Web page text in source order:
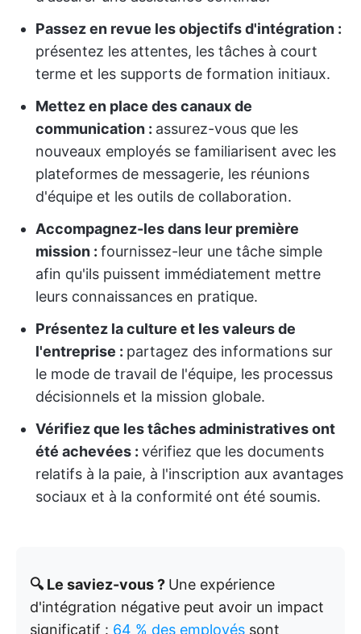
Passez en revue les objectifs d'intégration :
présentez les attentes, les tâches à court
terme et les supports de formation initiaux.
Mettez en place des canaux de
communication : assurez-vous que les
nouveaux employés se familiarisent avec les
plateformes de messagerie, les réunions
d'équipe et les outils de collaboration.
Accompagnez-les dans leur première
mission : fournissez-leur une tâche simple
afin qu'ils puissent immédiatement mettre
leurs connaissances en pratique.
Présentez la culture et les valeurs de
l'entreprise : partagez des informations sur
le mode de travail de l'équipe, les processus
décisionnels et la mission globale.
Vérifiez que les tâches administratives ont
été achevées : vérifiez que les documents
relatifs à la paie, à l'inscription aux avantages
sociaux et à la conformité ont été soumis.
🔍 Le saviez-vous ? Une expérience
d'intégration négative peut avoir un impact
significatif : 64 % des employés sont